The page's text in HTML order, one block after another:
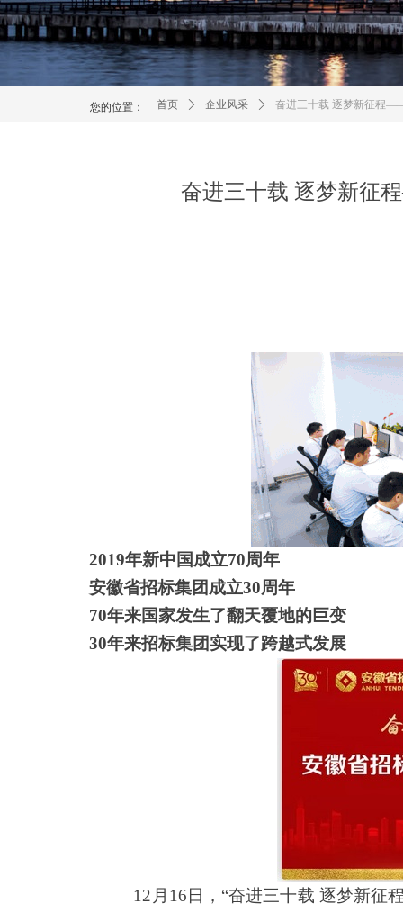
2019年新中国成立70周年
安徽省招标集团成立30周年
70年来国家发生了翻天覆地的巨变
30年来招标集团实现了跨越式发展
12 月16日，“奋进三十载 逐梦新征
首页 ꄲ 企业风采 ꄲ 奋进三十载 逐梦新征程
您的位置：
奋进三十载 逐梦新征